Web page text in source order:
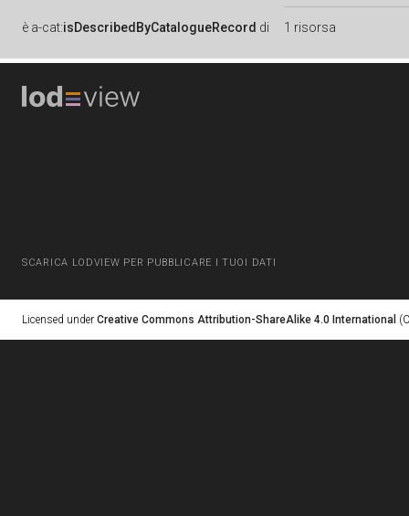
è a-cat:isDescribedByCatalogueRecord di 1 risorsa
SCARICA LODVIEW PER PUBBLICARE I TUOI DATI
Licensed under Creative Commons Attribution-ShareAlike 4.0 International